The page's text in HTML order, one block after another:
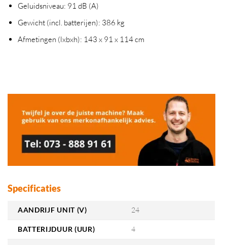
Geluidsniveau: 91 dB (A)
Gewicht (incl. batterijen): 386 kg
Afmetingen (lxbxh): 143 x 91 x 114 cm
Specificaties
AANDRIJF UNIT (V) 24
BATTERIJDUUR (UUR) 4